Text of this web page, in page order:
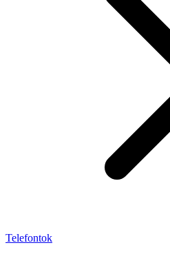
Telefontok